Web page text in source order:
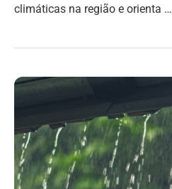
climáticas na região e orienta …